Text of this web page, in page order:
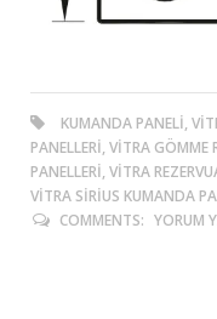
KUMANDA PANELI,
PANELLERI, VITRA GÖMME
PANELLERI, VITRA
VITRA SIRIUS KUMANDA
COMMENTS: YORUM